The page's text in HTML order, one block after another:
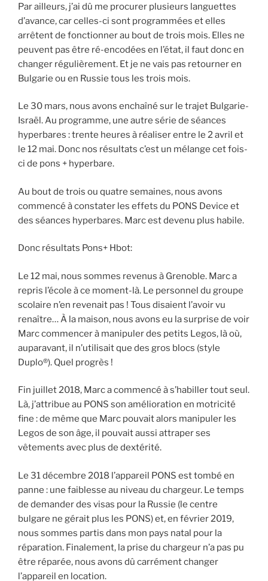
Par ailleurs, j’ai dû me procurer plusieurs languettes
d’avance, car celles-ci sont programmées et elles
arrêtent de fonctionner au bout de trois mois. Elles ne
peuvent pas être ré-encodées en l’état, il faut donc en
changer régulièrement. Et je ne vais pas retourner en
Bulgarie ou en Russie tous les trois mois.
Le 30 mars, nous avons enchaîné sur le trajet Bulgarie-
Israël. Au programme, une autre série de séances
hyperbares : trente heures à réaliser entre le 2 avril et
le 12 mai. Donc nos résultats c’est un mélange cet fois-
ci de pons + hyperbare.
Au bout de trois ou quatre semaines, nous avons
commencé à constater les effets du PONS Device et
des séances hyperbares. Marc est devenu plus habile.
Donc résultats Pons+ Hbot:
Le 12 mai, nous sommes revenus à Grenoble. Marc a
repris l’école à ce moment-là. Le personnel du groupe
scolaire n’en revenait pas ! Tous disaient l’avoir vu
renaître… À la maison, nous avons eu la surprise de voir
Marc commencer à manipuler des petits Legos, là où,
auparavant, il n’utilisait que des gros blocs (style
Duplo®). Quel progrès !
Fin juillet 2018, Marc a commencé à s’habiller tout seul.
Là, j’attribue au PONS son amélioration en motricité
fine : de même que Marc pouvait alors manipuler les
Legos de son âge, il pouvait aussi attraper ses
vêtements avec plus de dextérité.
Le 31 décembre 2018 l’appareil PONS est tombé en
panne : une faiblesse au niveau du chargeur. Le temps
de demander des visas pour la Russie (le centre
bulgare ne gérait plus les PONS) et, en février 2019,
nous sommes partis dans mon pays natal pour la
réparation. Finalement, la prise du chargeur n’a pas pu
être réparée, nous avons dû carrément changer
l’appareil en location.